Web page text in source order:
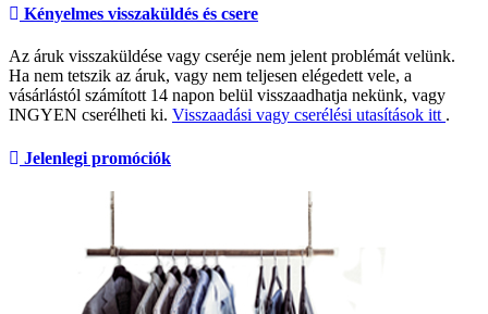
Kényelmes visszaküldés és csere
Az áruk visszaküldése vagy cseréje nem jelent problémát velünk.
Ha nem tetszik az áruk, vagy nem teljesen elégedett vele, a
vásárlástól számított 14 napon belül visszaadhatja nekünk, vagy
INGYEN cserélheti ki. Visszaadási vagy cserélési utasítások itt .
Jelenlegi promóciók